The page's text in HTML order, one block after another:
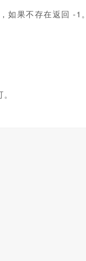
如果不存在返回 -1